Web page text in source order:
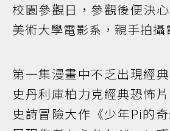
校園參觀日，參觀後便決
美術大學電影系，親手拍攝
第一集漫畫中不乏出現經
史丹利庫柏力克經典恐怖
史詩冒險大作《少年Pi的